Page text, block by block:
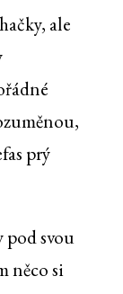
ale
prý
pod svou
něco si